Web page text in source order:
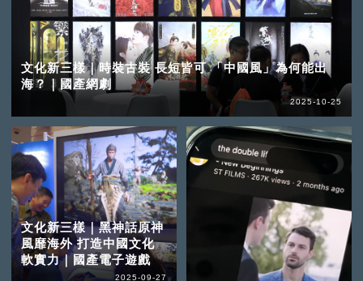
文化新三樣｜時裝古裝 長短皆可 「中國風」為何能出
海？｜國產網劇
2025-10-25
文化新三樣｜黑神話原神
風靡海外 打造中國文化
軟實力｜國產電子遊戲
2025-09-27